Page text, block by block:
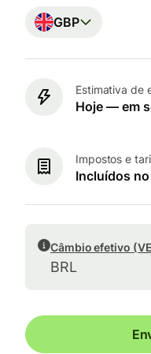
GBP
Estimativa de
Hoje — em
Impostos e
Incluídos no
Câmbio efetivo
BRL